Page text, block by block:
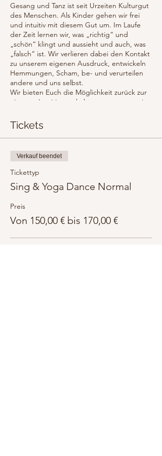
Gesang und Tanz ist seit Urzeiten Kulturgut
des Menschen. Als Kinder gehen wir frei
und intuitiv mit diesem Gut um. Im Laufe
der Zeit lernen wir, was „richtig“ und
„schön“ klingt und aussieht und auch, was
„falsch“ ist. Wir verlieren dabei den Kontakt
zu unserem eigenen Ausdruck, entwickeln
Hemmungen, Scham, be- und verurteilen
andere und uns selbst.
Wir bieten Euch die Möglichkeit zurück zur
eigenen Intuition zu kehren, zu tanzen, wie
gut anfühlt. Dabei geht es in erster Linie um
den eigenen Ausdruck, ein gutes
Körpergefühl, die Freude und die Wieder-
Verbindung mit uns selbst.
3 Dozentinnen führen mit geballter
Kompetenz, Einfühlungsvermögen und
Humor durch den Tag und schaffen einen
sicheren Raum, in dem wir uns selbst neu
10.00 Uhr Ankommen
10.30 Uhr Yoga Flow mit Live Musik
Tickets
Verkauf beendet
Tickettyp
Sing & Yoga Dance Normal
Preis
Von 150,00 € bis 170,00 €